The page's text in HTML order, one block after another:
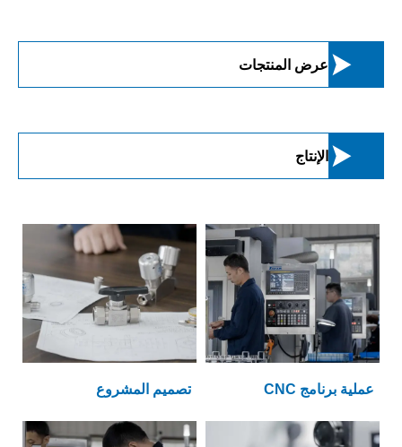
 عرض المنتجات
 الإنتاج
تصميم المشروع عملية برنامج CNC